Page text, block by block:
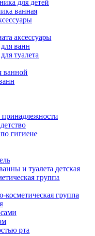
для детей
ванная
аксессуары
ванн
туалета
ванной
гигиене
и туалета детская
группа
группа
рта